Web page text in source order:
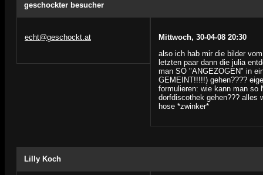
geschockter besucher
echt@geschockt.at
Mittwoch, 30-04-08 20:30
also ich hab mir die bilder
letzten paar dann die julia
man SO "ANGEZOGEN" in
GEMEINT!!!!!) gehen????
formulieren: wie kann man so
dorfdiscothek gehen??? alles
hose *zwinker*
Lilly Koch